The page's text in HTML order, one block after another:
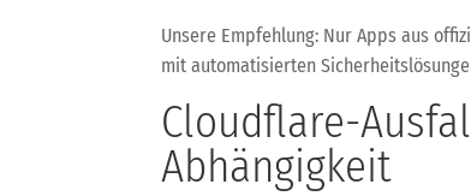
Unsere Empfehlung: Nur Apps aus
mit automatisierten
Cloudflare-
Abhängigkeit